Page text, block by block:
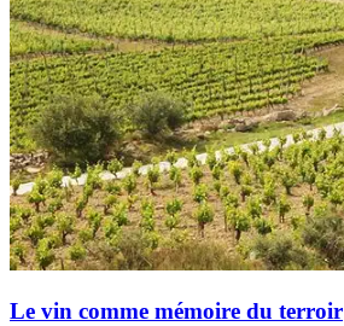
Le vin comme mémoire du terroir